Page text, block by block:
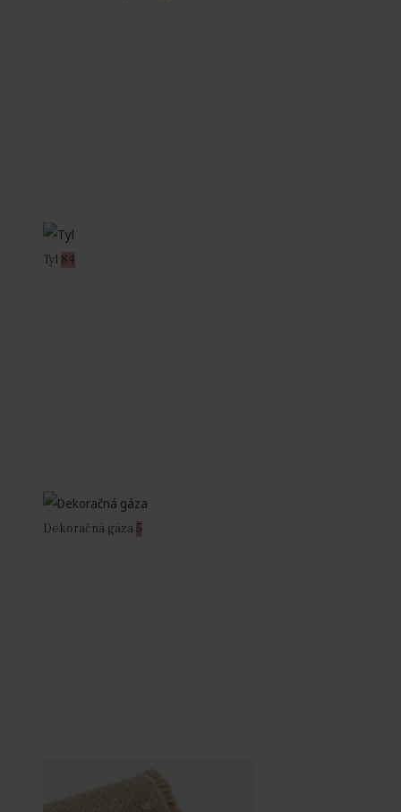
Tyl 84
Dekoračná gáza 5